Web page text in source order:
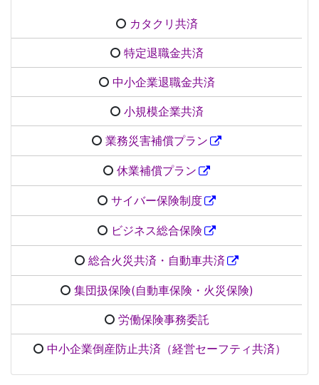
カタクリ共済
特定退職金共済
中小企業退職金共済
小規模企業共済
業務災害補償プラン
休業補償プラン
サイバー保険制度
ビジネス総合保険
総合火災共済・自動車共済
集団扱保険(自動車保険・火災保険)
労働保険事務委託
中小企業倒産防止共済（経営セーフティ共済）